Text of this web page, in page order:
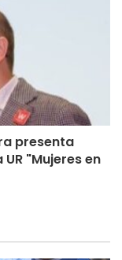
presenta
"Mujeres en